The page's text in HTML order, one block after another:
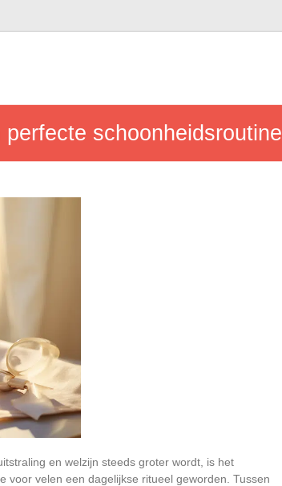
schoonheidsroutine
en welzijn steeds groter wordt, is het
voor velen een dagelijkse ritueel geworden. Tussen